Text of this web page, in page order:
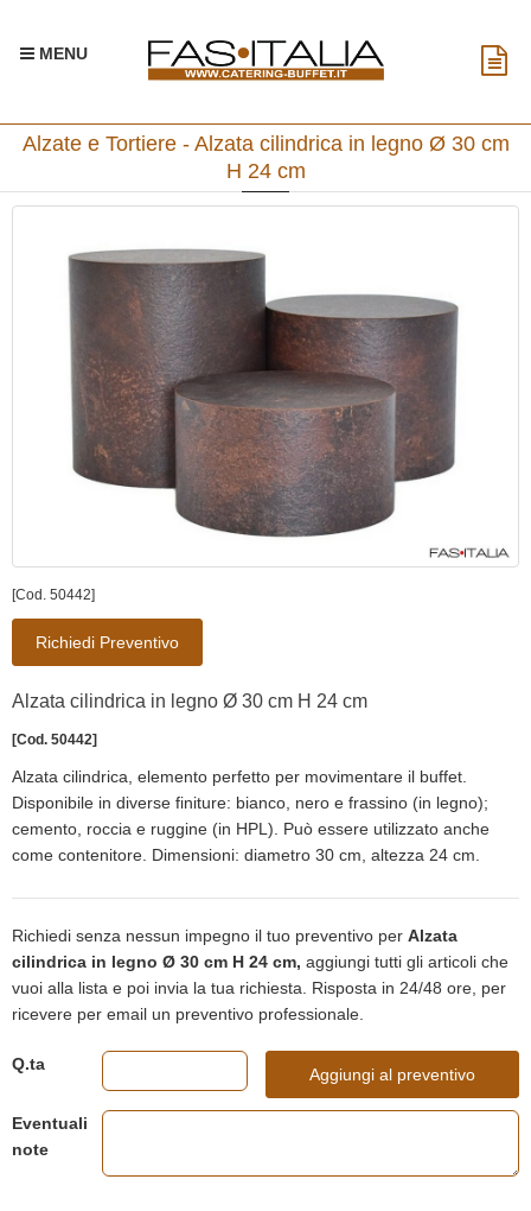
MENU
Alzate e Tortiere - Alzata cilindrica in legno Ø 30 cm
H 24 cm
[Cod. 50442]
Richiedi Preventivo
Alzata cilindrica in legno Ø 30 cm H 24 cm
[Cod. 50442]
Alzata cilindrica, elemento perfetto per movimentare il buffet.
Disponibile in diverse finiture: bianco, nero e frassino (in legno);
cemento, roccia e ruggine (in HPL). Può essere utilizzato anche
come contenitore. Dimensioni: diametro 30 cm, altezza 24 cm.
Richiedi senza nessun impegno il tuo preventivo per Alzata
cilindrica in legno Ø 30 cm H 24 cm, aggiungi tutti gli articoli che
vuoi alla lista e poi invia la tua richiesta. Risposta in 24/48 ore, per
ricevere per email un preventivo professionale.
Q.ta
Aggiungi al preventivo
Eventuali
note